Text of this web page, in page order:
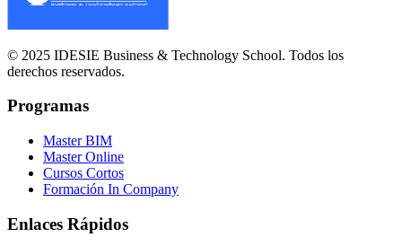
© 2025 IDESIE Business & Technology School. Todos los
derechos reservados.
Programas
Master BIM
Master Online
Cursos Cortos
Formación In Company
Enlaces Rápidos